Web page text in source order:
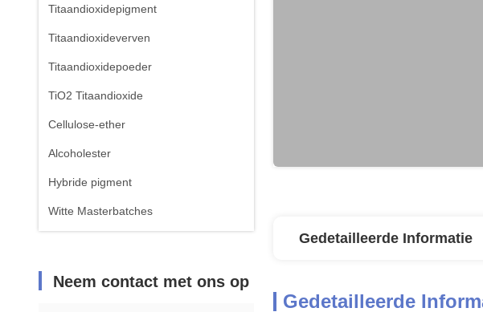
Titaandioxidepigment
Titaandioxideverven
Titaandioxidepoeder
TiO2 Titaandioxide
Cellulose-ether
Alcoholester
Hybride pigment
Witte Masterbatches
Neem contact met ons op
Gedetailleerde Informatie
Gedetailleerde